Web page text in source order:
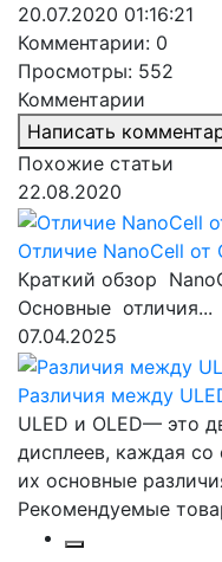
20.07.2020 01:16:21
Комментарии: 0
Просмотры: 552
Комментарии
Написать
Похожие статьи
22.08.2020
Отличие NanoCell от
Краткий обзор
Основные отличия...
07.04.2025
Различия между
ULED и OLED— это
дисплеев, каждая
их основные
Рекомендуемые